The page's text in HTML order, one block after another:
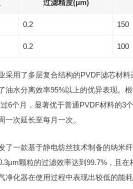
过滤精度(μm)
0.2 150
0.2 100
采用了多层复合结构的PVDF滤芯材
油水分离效率95%以上的优异表现。
6个月，显著优于普通PVDF材料的3
次延长至每月一次。
了一款基于静电纺丝技术制备的纳米
颗粒的过滤效率达到99.7%，且
化器在使用过程中表现出较低的能